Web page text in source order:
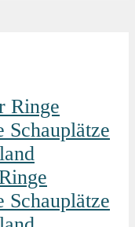
Schauplätze